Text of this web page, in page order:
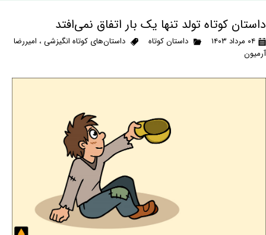
داستان کوتاه تولد تنها یک بار اتفاق نمی‌افتد
۰۴ مرداد ۱۴۰۳ داستان کوتاه داستان‌های کوتاه انگیزشی، امیررضا
آرمیون